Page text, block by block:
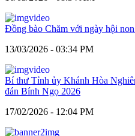
Đồng bào Chăm với ngày hội
13/03/2026 - 03:34 PM
Bí thư Tỉnh ủy Khánh Hòa
đán Bính Ngọ 2026
17/02/2026 - 12:04 PM